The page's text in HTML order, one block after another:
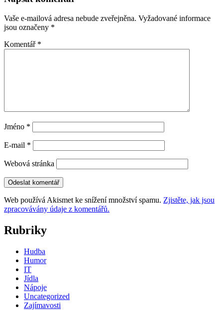
příspěvky
Vaše e-mailová adresa nebude zveřejněna. Vyžadované informace
jsou označeny *
Komentář *
Jméno *
E-mail *
Webová stránka
Web používá Akismet ke snížení množství spamu. Zjistěte, jak jsou
zpracovávány údaje z komentářů.
Rubriky
Hudba
Humor
IT
Jídla
Nápoje
Uncategorized
Zajímavosti